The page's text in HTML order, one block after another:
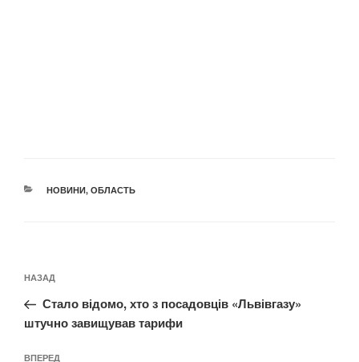
КАТЕГОРІЇ
НОВИНИ, ОБЛАСТЬ
записів
Попередній
запис:
НАЗАД
Стало відомо, хто з посадовців «Львівгазу»
штучно завищував тарифи
ВПЕРЕД